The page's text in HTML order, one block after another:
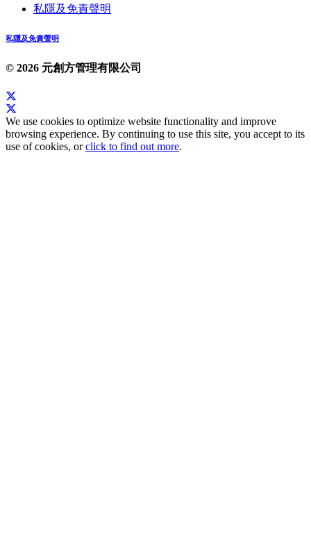
私隱及免責聲明
私隱及免責聲明
© 2026 元創方管理有限公司
We use cookies to optimize website functionality and improve
browsing experience. By continuing to use this site, you accept to its
use of cookies, orclick to find out more.